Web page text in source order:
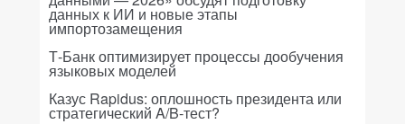
данных к ИИ и новые этапы
импортозамещения
Т-Банк оптимизирует процессы дообучения
языковых моделей
Казус Rapidus: оплошность президента или
стратегический A/B-тест?